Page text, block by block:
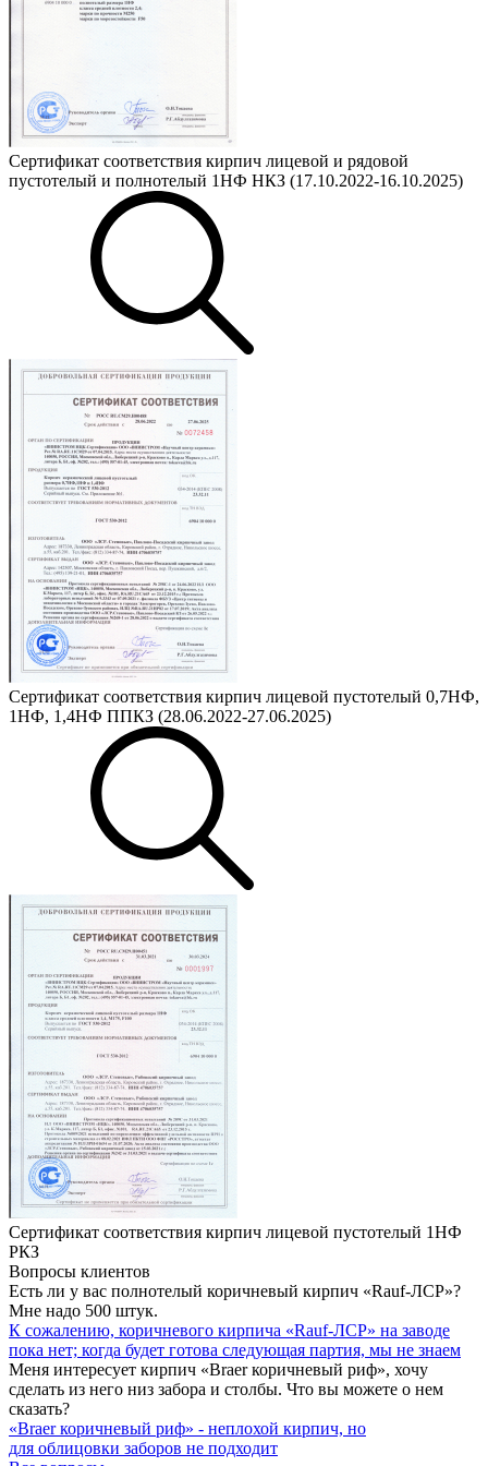
Сертификат соответствия кирпич лицевой и рядовой
пустотелый и полнотелый 1НФ НКЗ (17.10.2022-16.10.2025)
Сертификат соответствия кирпич лицевой пустотелый 0,7НФ,
1НФ, 1,4НФ ППКЗ (28.06.2022-27.06.2025)
Сертификат соответствия кирпич лицевой пустотелый 1НФ
РКЗ
Вопросы клиентов
Есть ли у вас полнотелый коричневый кирпич «Rauf-ЛСР»?
Мне надо 500 штук.
К сожалению, коричневого кирпича «Rauf-ЛСР» на заводе
пока нет; когда будет готова следующая партия, мы не знаем
Меня интересует кирпич «Braer коричневый риф», хочу
сделать из него низ забора и столбы. Что вы можете о нем
сказать?
«Braer коричневый риф» - неплохой кирпич, но
для облицовки заборов не подходит